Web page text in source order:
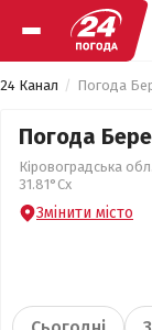
24 Канал Погода
Погода
Кіровоградська
31.81°Сх
Змінити місто